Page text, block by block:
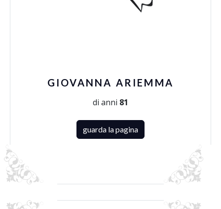
GIOVANNA ARIEMMA
di anni 81
guarda la pagina